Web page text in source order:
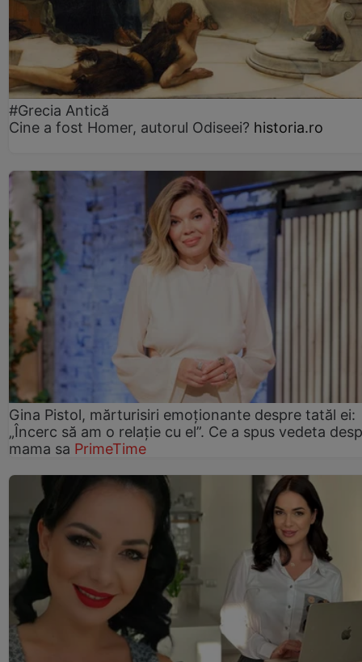
#Grecia Antică
Cine a fost Homer, autorul Odiseei? historia.ro
Gina Pistol, mărturisiri emoționante despre tatăl ei:
„Încerc să am o relație cu el”. Ce a spus vedeta
mama sa PrimeTime